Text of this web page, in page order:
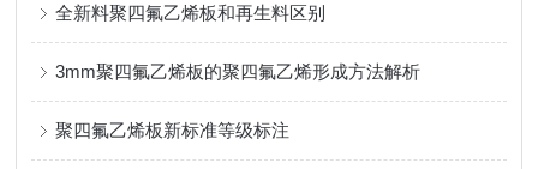
全新料聚四氟乙烯板和再生料区别
3mm聚四氟乙烯板的聚四氟乙烯形成方法解析
聚四氟乙烯板新标准等级标注